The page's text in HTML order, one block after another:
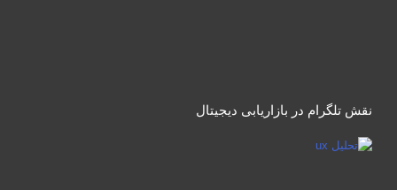
نقش تلگرام در بازاریابی دیجیتال